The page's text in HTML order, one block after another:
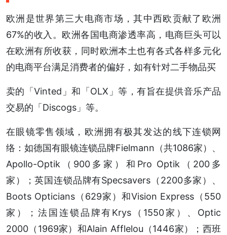
欧洲是世界第三大电商市场，其中西欧贡献了欧洲
67%的收入。欧洲各国电商渗透率高，电商巨头可以
在欧洲有所收获，同时欧洲本土也有各式各样多元化
的电商平台满足消费者的偏好，如有针对二手物品买
卖的「Vinted」和「OLX」等，有旨在提供音乐产品
交易的「Discogs」等。
在眼镜零售领域，欧洲拥有极其发达的线下连锁网
络：如德国有眼镜连锁品牌Fielmann（共1086家）、
Apollo-Optik（900多家）和Pro Optik（200多
家）；英国连锁品牌有Specsavers（2200多家）、
Boots Opticians（629家）和Vision Express（550
家）；法国连锁品牌有Krys（1550家）、Optic
2000（1969家）和Alain Afflelou（1446家）；西班